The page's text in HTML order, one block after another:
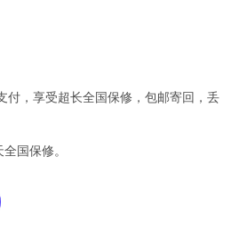
付，享受超长全国保修，包邮寄回，丢
国保修。